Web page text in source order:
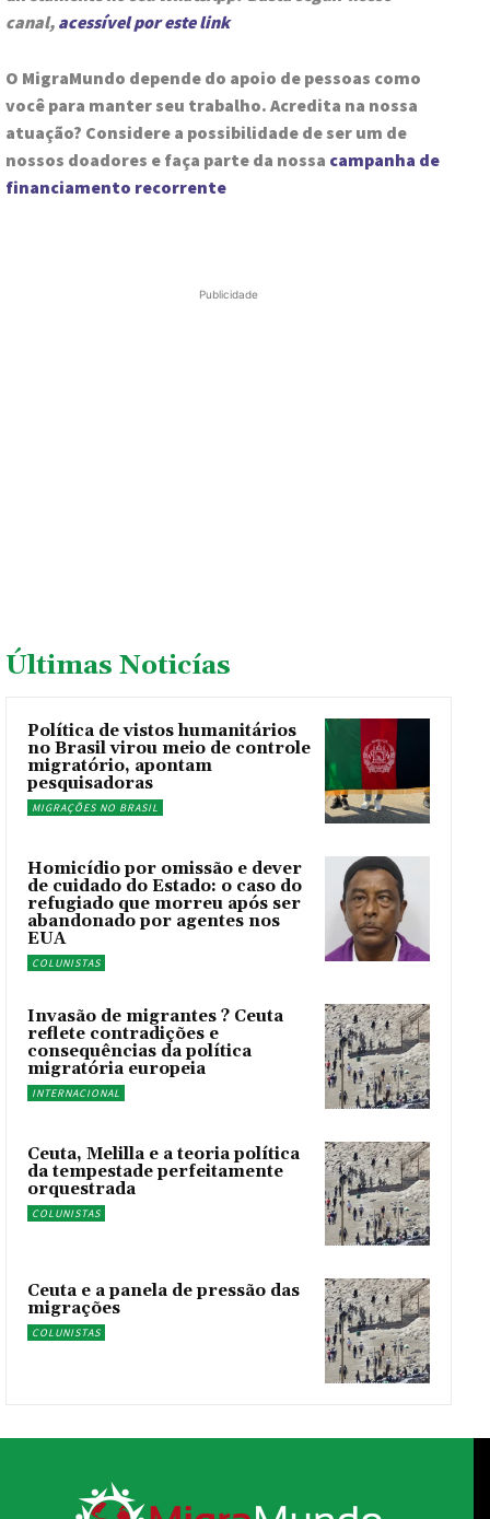
canal, acessível por este link
O MigraMundo depende do apoio de pessoas como
você para manter seu trabalho. Acredita na nossa
atuação? Considere a possibilidade de ser um de
nossos doadores e faça parte da nossa campanha de
financiamento recorrente
Publicidade
Últimas Noticías
Política de vistos humanitários
no Brasil virou meio de controle
migratório, apontam
pesquisadoras
MIGRAÇÕES NO BRASIL
Homicídio por omissão e dever
de cuidado do Estado: o caso do
refugiado que morreu após ser
abandonado por agentes nos
EUA
COLUNISTAS
Invasão de migrantes ? Ceuta
reflete contradições e
consequências da política
migratória europeia
INTERNACIONAL
Ceuta, Melilla e a teoria política
da tempestade perfeitamente
orquestrada
COLUNISTAS
Ceuta e a panela de pressão das
migrações
COLUNISTAS